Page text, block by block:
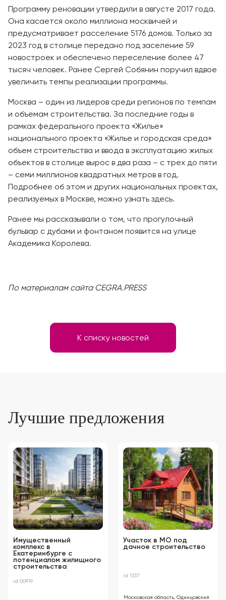
Программу реновации утвердили в августе 2017 года.
Она касается около миллиона москвичей и
предусматривает расселение 5176 домов. Только за
2023 год в столице передано под заселение 59
новостроек и обеспечено переселение более 47
тысяч человек. Ранее Сергей Собянин поручил вдвое
увеличить темпы реализации программы.
Москва – один из лидеров среди регионов по темпам
и объемам строительства. За последние годы в
рамках федерального проекта «Жилье»
национального проекта «Жилье и городская среда»
объем строительства и ввода в эксплуатацию жилых
объектов в столице вырос в два раза – с трех до пяти
– семи миллионов квадратных метров в год.
Подробнее об этом и других национальных проектах,
реализуемых в Москве, можно узнать здесь.
Ранее мы рассказывали о том, что прогулочный
бульвар с дубами и фонтаном появится на улице
Академика Королева.
По материалам сайта CEGRA.PRESS
К списку новостей
Лучшие предложения
Имущественный
комплекс в
Екатеринбурге с
потенциалом жилищного
строительства
id 00919
Участок в МО под
дачное строительство
id 1337
Московская область, Одинцовский